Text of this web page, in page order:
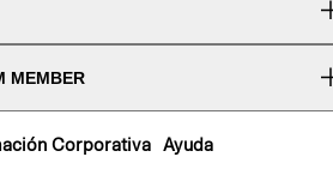
MEMBER
Corporativa Ayuda